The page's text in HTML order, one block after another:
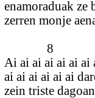
enamoraduak ze
zerren monje
8
Ai ai ai ai ai ai ai
ai ai ai ai ai ai
zein triste